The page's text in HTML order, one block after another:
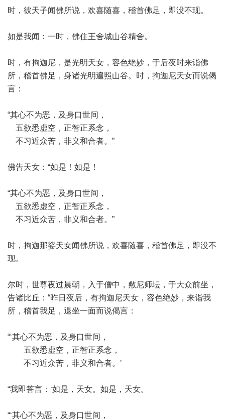
时，彼天子闻佛所说，欢喜随喜，稽首佛足，即没不现。
如是我闻：一时，佛住王舍城山谷精舍。
时，有拘迦尼，是光明天女，容色绝妙，于后夜时来诣佛
所，稽首佛足，身诸光明遍照山谷。时，拘迦尼天女而说偈
言：
“其心不为恶，及身口世间，
五欲悉虚空，正智正系念，
不习近众苦，非义和合者。”
佛告天女：“如是！如是！
“其心不为恶，及身口世间，
五欲悉虚空，正智正系念，
不习近众苦，非义和合者。”
时，拘迦那娑天女闻佛所说，欢喜随喜，稽首佛足，即没不
现。
尔时，世尊夜过晨朝，入于僧中，敷尼师坛，于大众前坐，
告诸比丘：“昨日夜后，有拘迦尼天女，容色绝妙，来诣我
所，稽首我足，退坐一面而说偈言：
“‘其心不为恶，及身口世间，
五欲悉虚空，正智正系念，
不习近众苦，非义和合者。’
“我即答言：‘如是，天女。如是，天女。
“‘其心不为恶，及身口世间，